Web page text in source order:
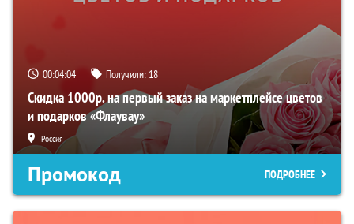
00:04:04 Получили: 18
Скидка 1000р. на первый заказ на маркетплейсе цветов
и подарков «Флаувау»
Россия
Промокод ПОДРОБНЕЕ